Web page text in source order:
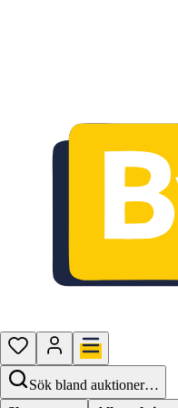
Sök bland auktioner…